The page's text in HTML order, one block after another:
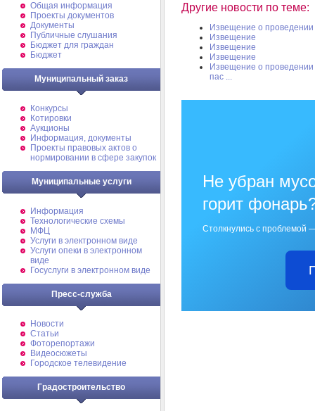
Общая информация
Проекты документов
Документы
Публичные слушания
Бюджет для граждан
Бюджет
Муниципальный заказ
Конкурсы
Котировки
Аукционы
Информация, документы
Проекты правовых актов о
нормировании в сфере закупок
Муниципальные услуги
Информация
Технологические схемы
МФЦ
Услуги в электронном виде
Услуги опеки в электронном
виде
Госуслуги в электронном виде
Пресс-служба
Новости
Статьи
Фоторепортажи
Видеосюжеты
Городское телевидение
Градостроительство
Другие новости по теме:
Извещение о проведении
Извещение
Извещение
Извещение
Извещение о проведении
пас ...
Не убран
горит
Столкнулись с проблемой